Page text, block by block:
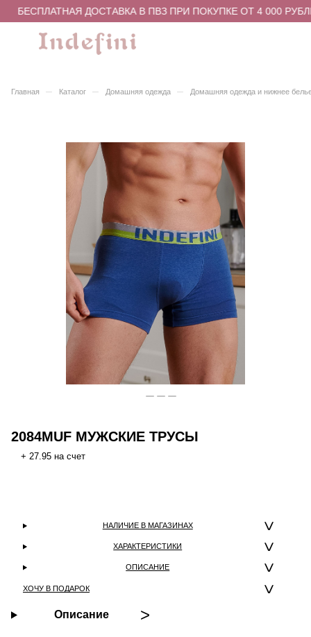
БЕСПЛАТНАЯ ДОСТАВКА В ПВЗ ПРИ ПОКУПКЕ ОТ 4 000
Главная – Каталог – Домашняя одежда – Домашняя одежда и нижнее
2084MUF МУЖСКИЕ ТРУСЫ
+ 27.95 на счет
НАЛИЧИЕ В МАГАЗИНАХ
ХАРАКТЕРИСТИКИ
ОПИСАНИЕ
ХОЧУ В ПОДАРОК
Описание